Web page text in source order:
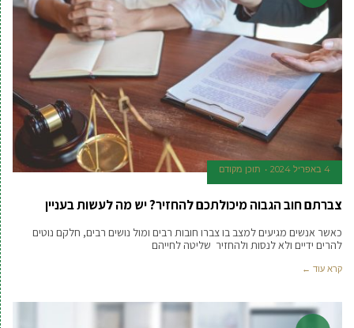
4 באפריל 2024 תוכן מקודם
צברתם חוב הגבוה מיכולתכם להחזיר? יש מה לעשות בעניין
כאשר אנשים מגיעים למצב בו צברו חובות רבים ומול נושים רבים, חלקם נוטים
להרים ידיים ולא לנסות ולהחזיר שליטה לחייהם
קרא עוד ←